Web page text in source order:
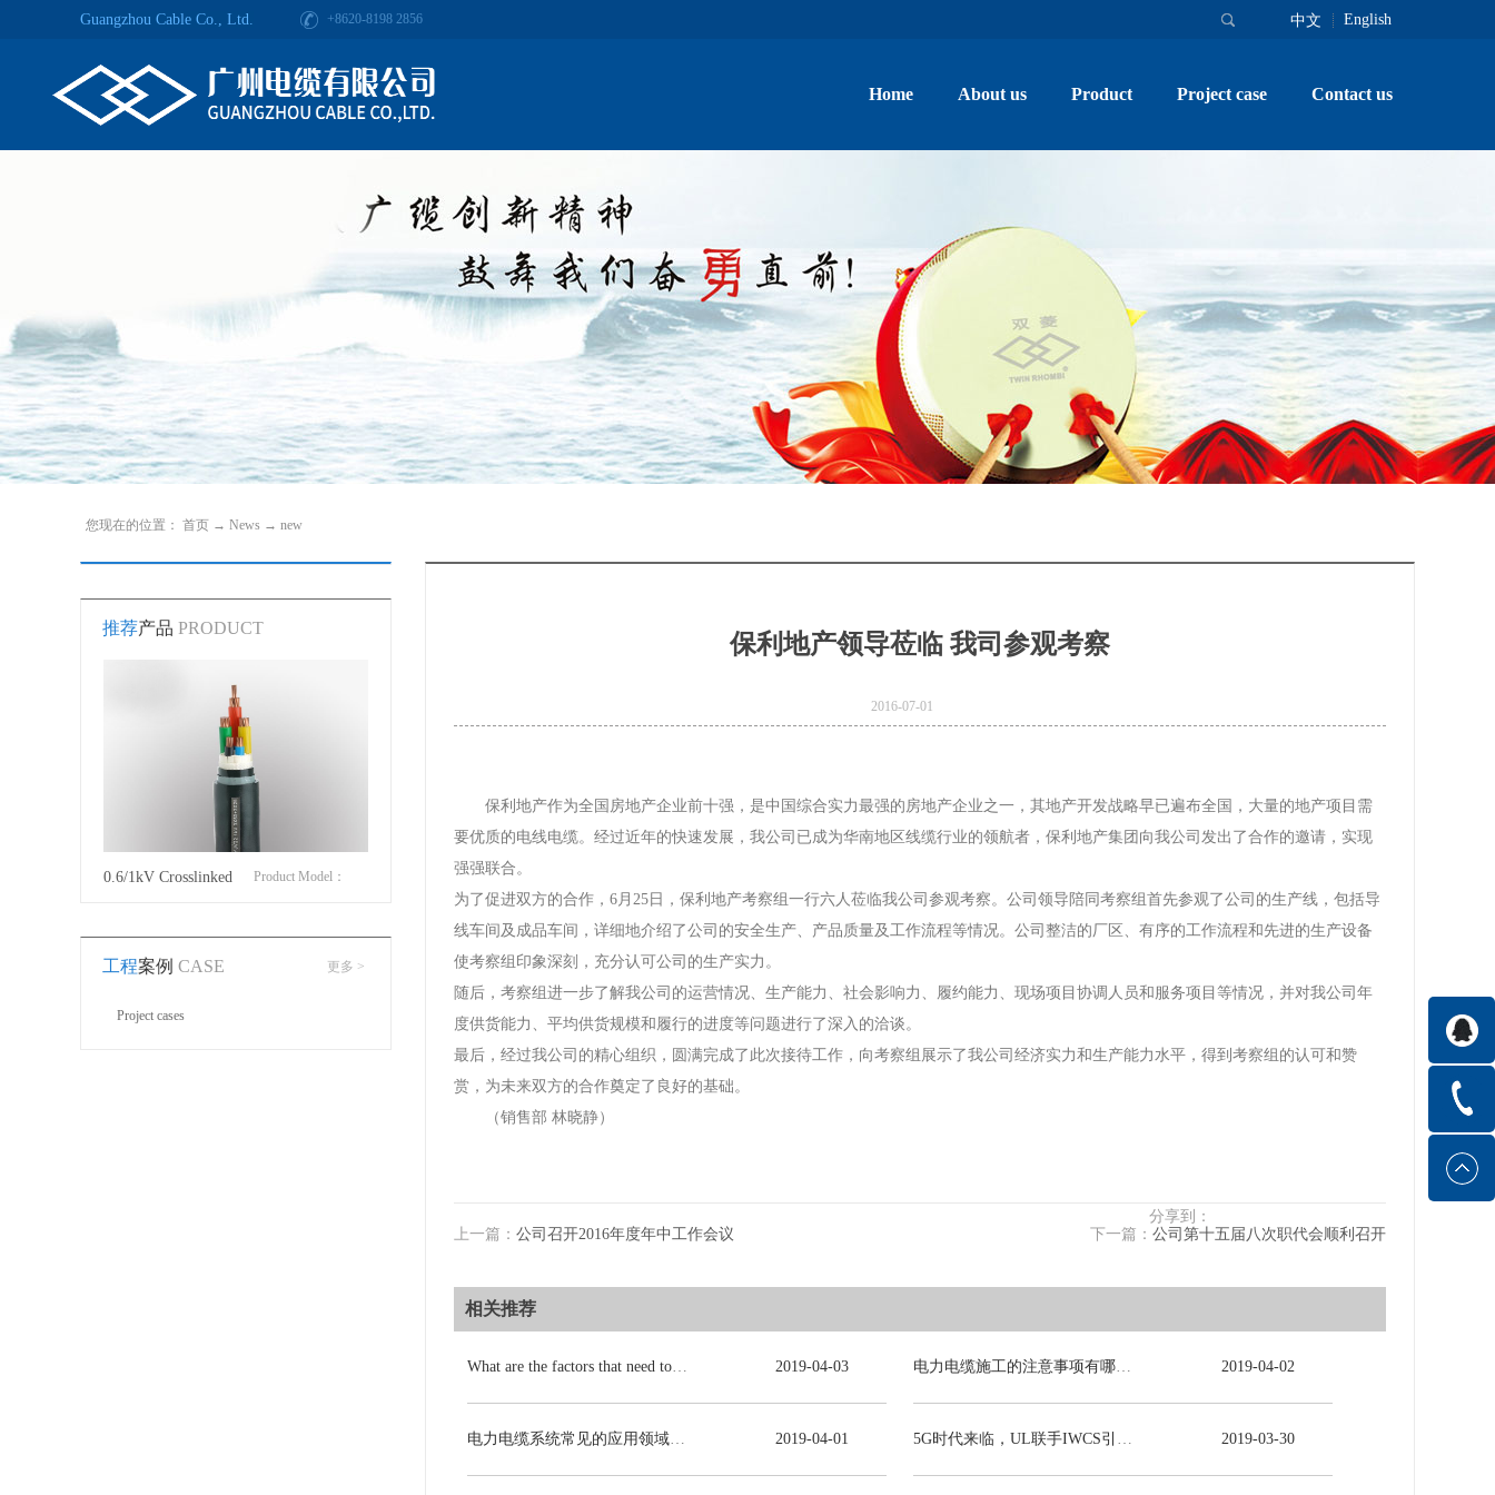
Guangzhou Cable Co., Ltd. +8620-8198 2856 中文 English
Home About us Product Project case Contact us
推荐产品 PRODUCT
0.6/1kV Crosslinked
power cable
Product Model： Cotton Covered Wire Product Model：
BVBVRWDZ-
BYJ(F)RVVRVVP
工程案例 CASE
Project cases
更多 >
您现在的位置： 首页 → News → new
保利地产领导莅临 我司参观考察
2016-07-01
保利地产作为全国房地产企业前十强，是中国综合实力最强的房地产企业之一，其地产开发战略早已遍布全国，大量的地产项目需
要优质的电线电缆。经过近年的快速发展，我公司已成为华南地区线缆行业的领航者，保利地产集团向我公司发出了合作的邀请，实现
强强联合。
为了促进双方的合作，6月25日，保利地产考察组一行六人莅临我公司参观考察。公司领导陪同考察组首先参观了公司的生产线，包括导
线车间及成品车间，详细地介绍了公司的安全生产、产品质量及工作流程等情况。公司整洁的厂区、有序的工作流程和先进的生产设备
使考察组印象深刻，充分认可公司的生产实力。
随后，考察组进一步了解我公司的运营情况、生产能力、社会影响力、履约能力、现场项目协调人员和服务项目等情况，并对我公司年
度供货能力、平均供货规模和履行的进度等问题进行了深入的洽谈。
最后，经过我公司的精心组织，圆满完成了此次接待工作，向考察组展示了我公司经济实力和生产能力水平，得到考察组的认可和赞
赏，为未来双方的合作奠定了良好的基础。
（销售部 林晓静）
分享到：
上一篇： 公司召开2016年度年中工作会议 下一篇： 公司第十五届八次职代会顺利召开
相关推荐
What are the factors that need to be consulted in choosing power cables? 2019-04-03 电力电缆施工的注意事项有哪些？ 2019-04-02
电力电缆系统常见的应用领域有哪些？ 2019-04-01 5G时代来临，UL联手IWCS引领线缆行业发展新未来 2019-03-30